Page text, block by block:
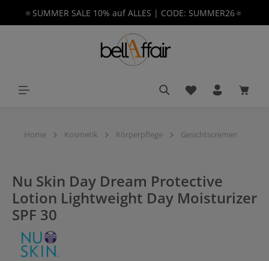
springen
🔅SUMMER SALE 10% auf ALLES | CODE: SUMMER26🔅
Du hast 0
Home Kosmetik Körperpflege Gesichtscremen
Nu Skin Day Dream Protective
Lotion Lightweight Day Moisturizer
SPF 30